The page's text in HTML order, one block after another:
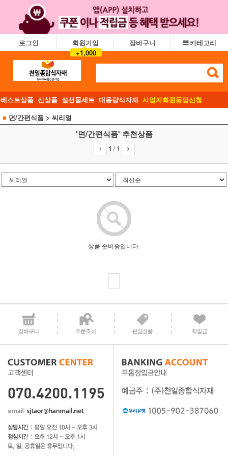
로그인
회원가입
+1,000
장바구니 카테고리
베스트상품 신상품 설선물세트 대용량식자재 사업자회원등업신청
■ 면/간편식품 > 씨리얼
'면/간편식품' 추천상품
1 /1
상품 준비중입니다.